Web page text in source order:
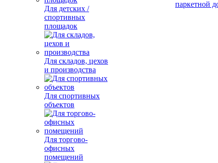
Для детских /
спортивных
площадок
Для складов, цехов
и производства
Для спортивных
объектов
Для торгово-
офисных
помещений
паркетной